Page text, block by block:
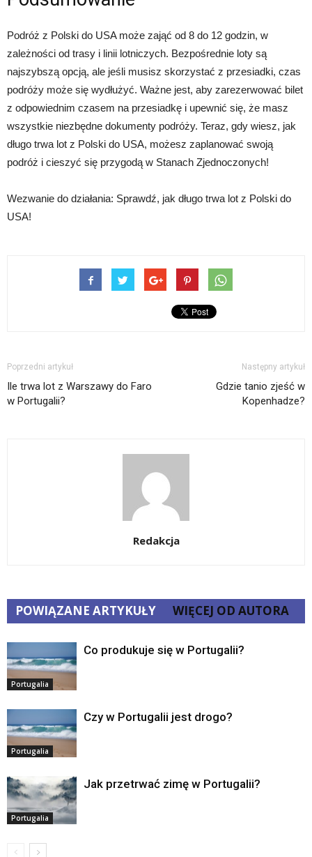
Podróż z Polski do USA może zająć od 8 do 12 godzin, w
zależności od trasy i linii lotniczych. Bezpośrednie loty są
najszybszą opcją, ale jeśli musisz skorzystać z przesiadki, czas
podróży może się wydłużyć. Ważne jest, aby zarezerwować bilet
z odpowiednim czasem na przesiadkę i upewnić się, że masz
wszystkie niezbędne dokumenty podróży. Teraz, gdy wiesz, jak
długo trwa lot z Polski do USA, możesz zaplanować swoją
podróż i cieszyć się przygodą w Stanach Zjednoczonych!
Wezwanie do działania: Sprawdź, jak długo trwa lot z Polski do
USA!
Poprzedni artykuł
Ile trwa lot z Warszawy do Faro
w Portugalii?
Następny artykuł
Gdzie tanio zjeść w
Kopenhadze?
Redakcja
POWIĄZANE ARTYKUŁY WIĘCEJ OD AUTORA
Portugalia
Co produkuje się w Portugalii?
Portugalia
Czy w Portugalii jest drogo?
Portugalia
Jak przetrwać zimę w Portugalii?